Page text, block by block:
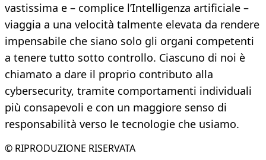
vastissima e – complice l’Intelligenza artificiale –
viaggia a una velocità talmente elevata da rendere
impensabile che siano solo gli organi competenti
a tenere tutto sotto controllo. Ciascuno di noi è
chiamato a dare il proprio contributo alla
cybersecurity, tramite comportamenti individuali
più consapevoli e con un maggiore senso di
responsabilità verso le tecnologie che usiamo.
© RIPRODUZIONE RISERVATA